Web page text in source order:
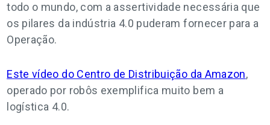
todo o mundo, com a assertividade necessária que
os pilares da indústria 4.0 puderam fornecer para a
Operação.
Este vídeo do Centro de Distribuição da Amazon,
operado por robôs exemplifica muito bem a
logística 4.0.